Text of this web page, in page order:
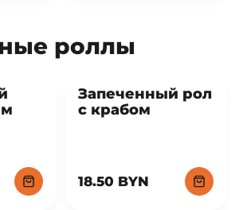
роллы
Запеченный рол
с крабом
18.50 BYN